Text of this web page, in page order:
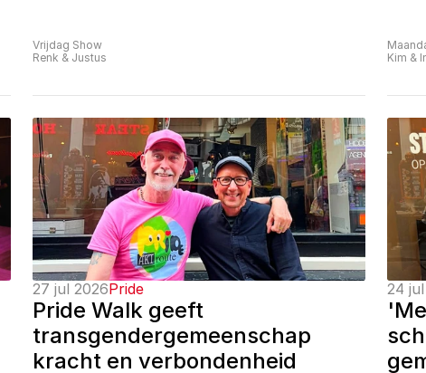
Vrijdag Show
Renk & Justus
Kim &
27 jul 2026Pride
Pride Walk geeft
transgendergemeenschap
kracht en verbondenheid
24